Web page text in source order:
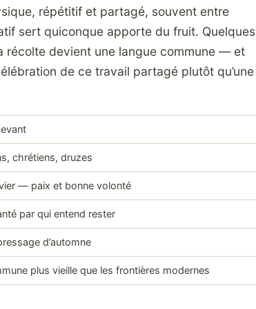
répétitif et partagé, souvent entre
sert quiconque apporte du fruit. Quelques
récolte devient une langue commune — et
de ce travail partagé plutôt qu’une
chrétiens, druzes
— paix et bonne volonté
par qui entend rester
d’automne
plus vieille que les frontières modernes